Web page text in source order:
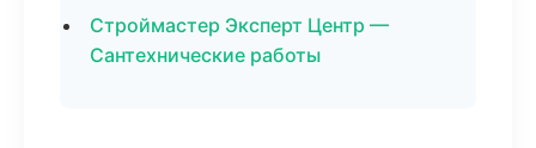
Строймастер Эксперт Центр —
Сантехнические работы